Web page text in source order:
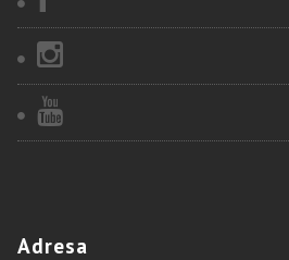
Adresa